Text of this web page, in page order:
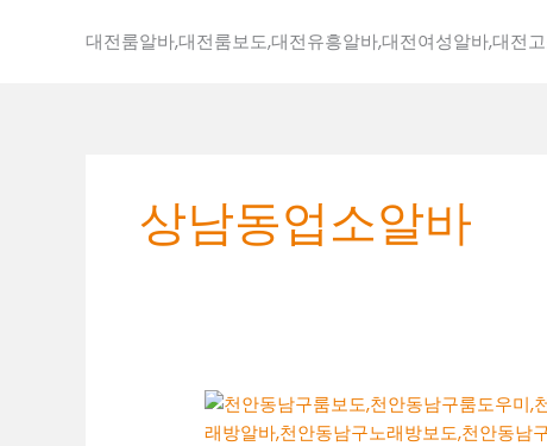
대전룸알바,대전룸보도,대전유흥알바,대전여성알바,대전
상남동업소알바
대
전